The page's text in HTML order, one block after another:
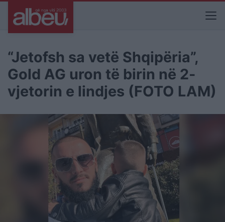
“Jetofsh sa vetë Shqipëria”,
Gold AG uron të birin në 2-
vjetorin e lindjes (FOTO LAM)